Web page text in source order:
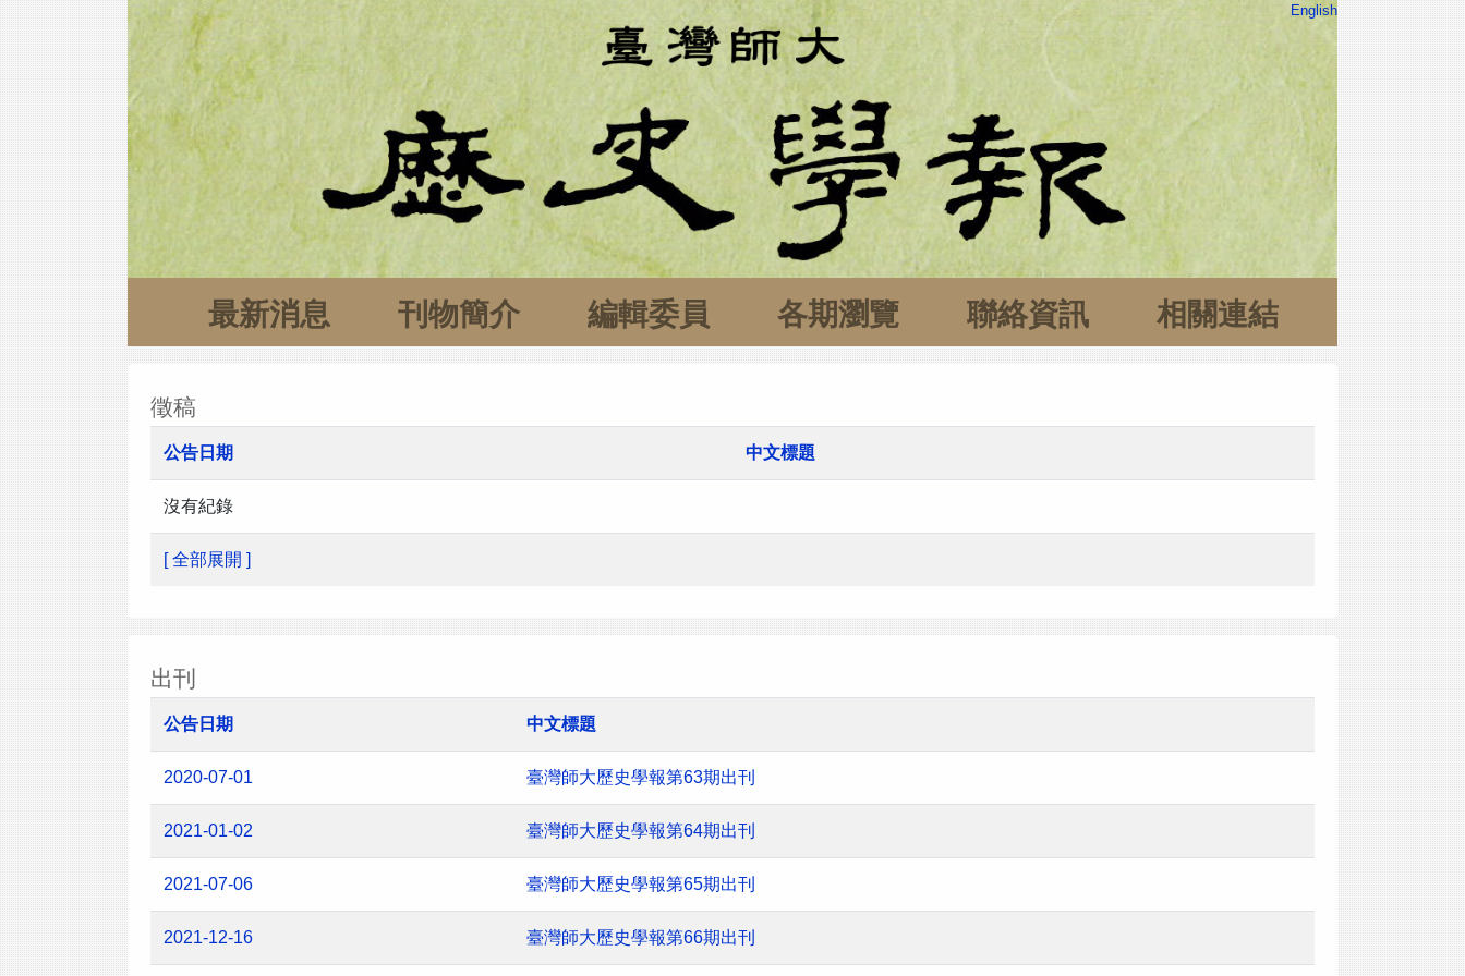
English
最新消息 刊物簡介 編輯委員 各期瀏覽 聯絡資訊 相關連結
徵稿
公告日期 中文標題
沒有紀錄
[ 全部展開 ]
出刊
公告日期 中文標題
2020-07-01 臺灣師大歷史學報第63期出刊
2021-01-02 臺灣師大歷史學報第64期出刊
2021-07-06 臺灣師大歷史學報第65期出刊
2021-12-16 臺灣師大歷史學報第66期出刊